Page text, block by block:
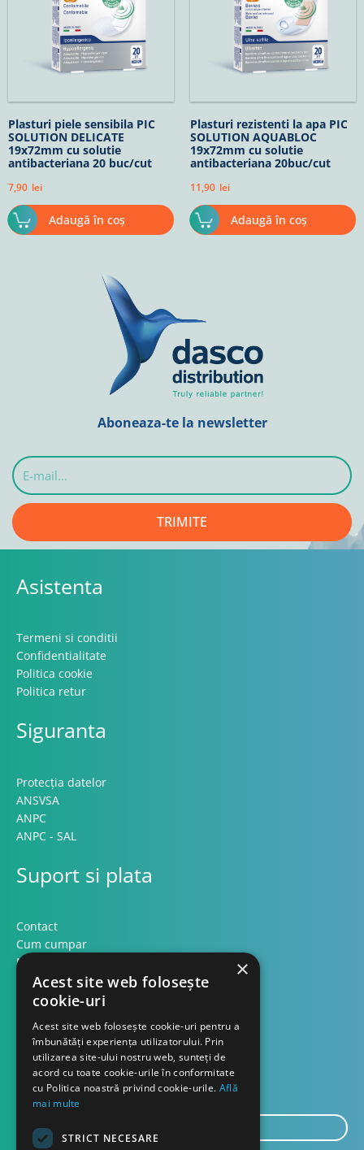
Plasturi piele sensibila PIC
SOLUTION DELICATE
19x72mm cu solutie
antibacteriana 20 buc/cut
7,90 lei
Adaugă în coș
Plasturi rezistenti la apa PIC
SOLUTION AQUABLOC
19x72mm cu solutie
antibacteriana 20buc/cut
11,90 lei
Adaugă în coș
Aboneaza-te la newsletter
E-
mail...
TRIMITE
Asistenta
Termeni si conditii
Confidentialitate
Politica cookie
Politica retur
Siguranta
Protecția datelor
ANSVSA
ANPC
ANPC - SAL
Suport si plata
Contact
Cum cumpar
Modalitati plata
Formular retur
Contact
Despre noi
Blog
mail...
×
Acest site web folosește
cookie-uri
Acest site web folosește cookie-uri pentru a
îmbunătăți experiența utilizatorului. Prin
utilizarea site-ului nostru web, sunteți de
acord cu toate cookie-urile în conformitate
cu Politica noastră privind cookie-urile. Află
mai multe
STRICT NECESARE